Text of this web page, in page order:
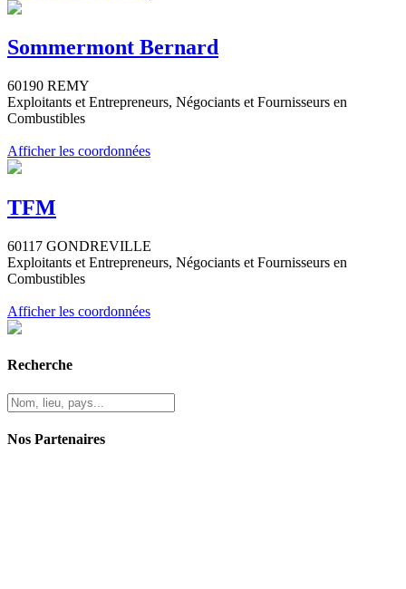
Sommermont Bernard
60190 REMY
Exploitants et Entrepreneurs, Négociants et Fournisseurs en
Combustibles
Afficher les coordonnées
TFM
60117 GONDREVILLE
Exploitants et Entrepreneurs, Négociants et Fournisseurs en
Combustibles
Afficher les coordonnées
Recherche
Nos Partenaires